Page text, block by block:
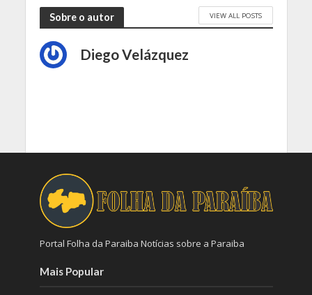
Sobre o autor VIEW ALL POSTS
Diego Velázquez
Portal Folha da Paraiba Notícias sobre a Paraiba
Mais Popular